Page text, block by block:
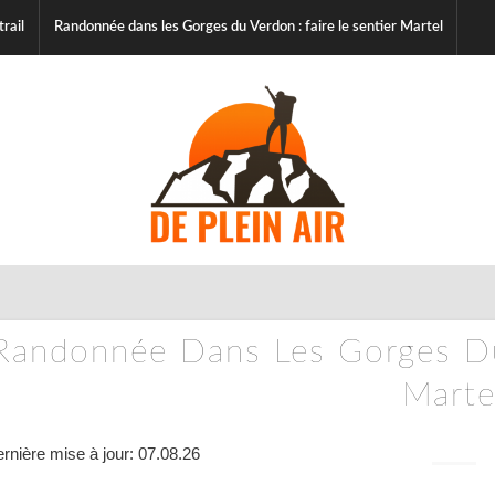
Randonnée dans les Gorges du Verdon : faire le sentier Martel
Dans Les Gorges
Martel
mise à jour: 07.08.26